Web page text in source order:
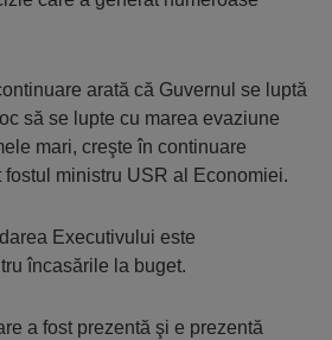
arată că Guvernul se luptă
să se lupte cu marea evaziune
mari, creşte în continuare
fostul ministru USR al Economiei.
Executivului este
încasările la buget.
a fost prezentă şi e prezentă